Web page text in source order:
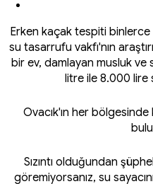
Erken kaçak tespiti binlerce
su tasarrufu vakfı'nın
bir ev, damlayan musluk ve
litre ile 8.000 lire
Ovacık'ın her bölgesinde
Sızıntı olduğundan
göremiyorsanız, su